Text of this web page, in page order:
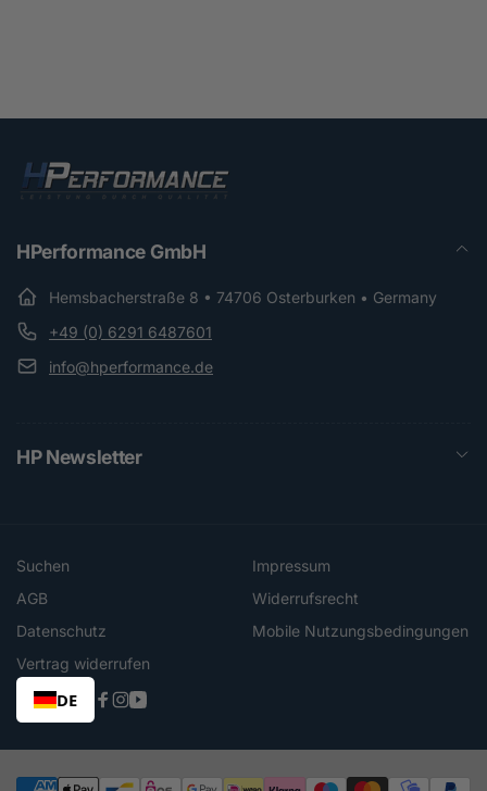
HPerformance GmbH
Hemsbacherstraße 8 • 74706 Osterburken • Germany
+49 (0) 6291 6487601
info@hperformance.de
HP Newsletter
Suchen
Impressum
AGB
Widerrufsrecht
Datenschutz
Mobile Nutzungsbedingungen
Vertrag widerrufen
DE
Facebook
Instagram
YouTube